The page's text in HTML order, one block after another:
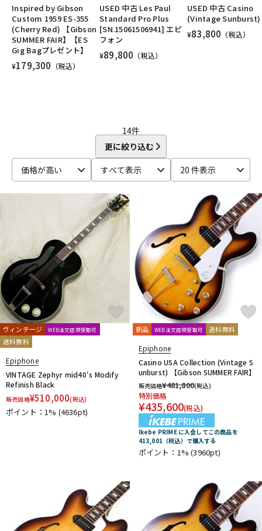
配信/ライブ機器 楽器アクセサリ
中古
Inspired by Gibson
Custom 1959 ES-355
(Cherry Red) 【Gibson
SUMMER FAIR】【ES
Gig Bagプレゼント】
¥179,300 （税込）
USED 中古 Les Paul
Standard Pro Plus
[SN.15061506941] エピ
フォン
¥89,800 （税込）
USED 中古 Casino
(Vintage Sunburst)
¥83,800 （税込）
14件
更に絞り込む
価格が高い
すべて表示 20 件表示
ヴィンテージ WEB注文店頭受取可
送料無料
Epiphone
VINTAGE Zephyr mid40's Modify
Refinish Black
販売価格¥510,000(税込)
ポイント：1% (4636pt)
新品 WEB注文店頭受取可 送料無料
Epiphone
Casino USA Collection (Vintage S
unburst) 【Gibson SUMMER FAIR】
販売価格¥481,800(税込)
特別価格
¥435,600(税込)
Ikebe PRIME に入会してこの商品を
413,001（税込）で購入する
ポイント：1%(3960pt)